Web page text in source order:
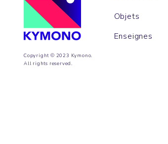
Copyright © 2023 Kymono.
All rights reserved.
Objets
Enseignes